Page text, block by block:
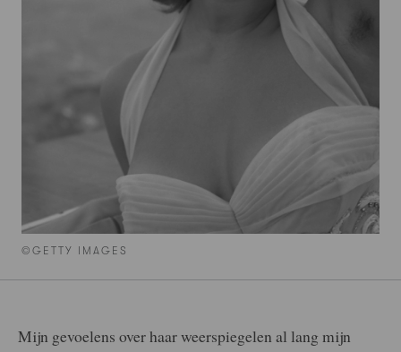
©GETTY IMAGES
Mijn gevoelens over haar weerspiegelen al lang mijn